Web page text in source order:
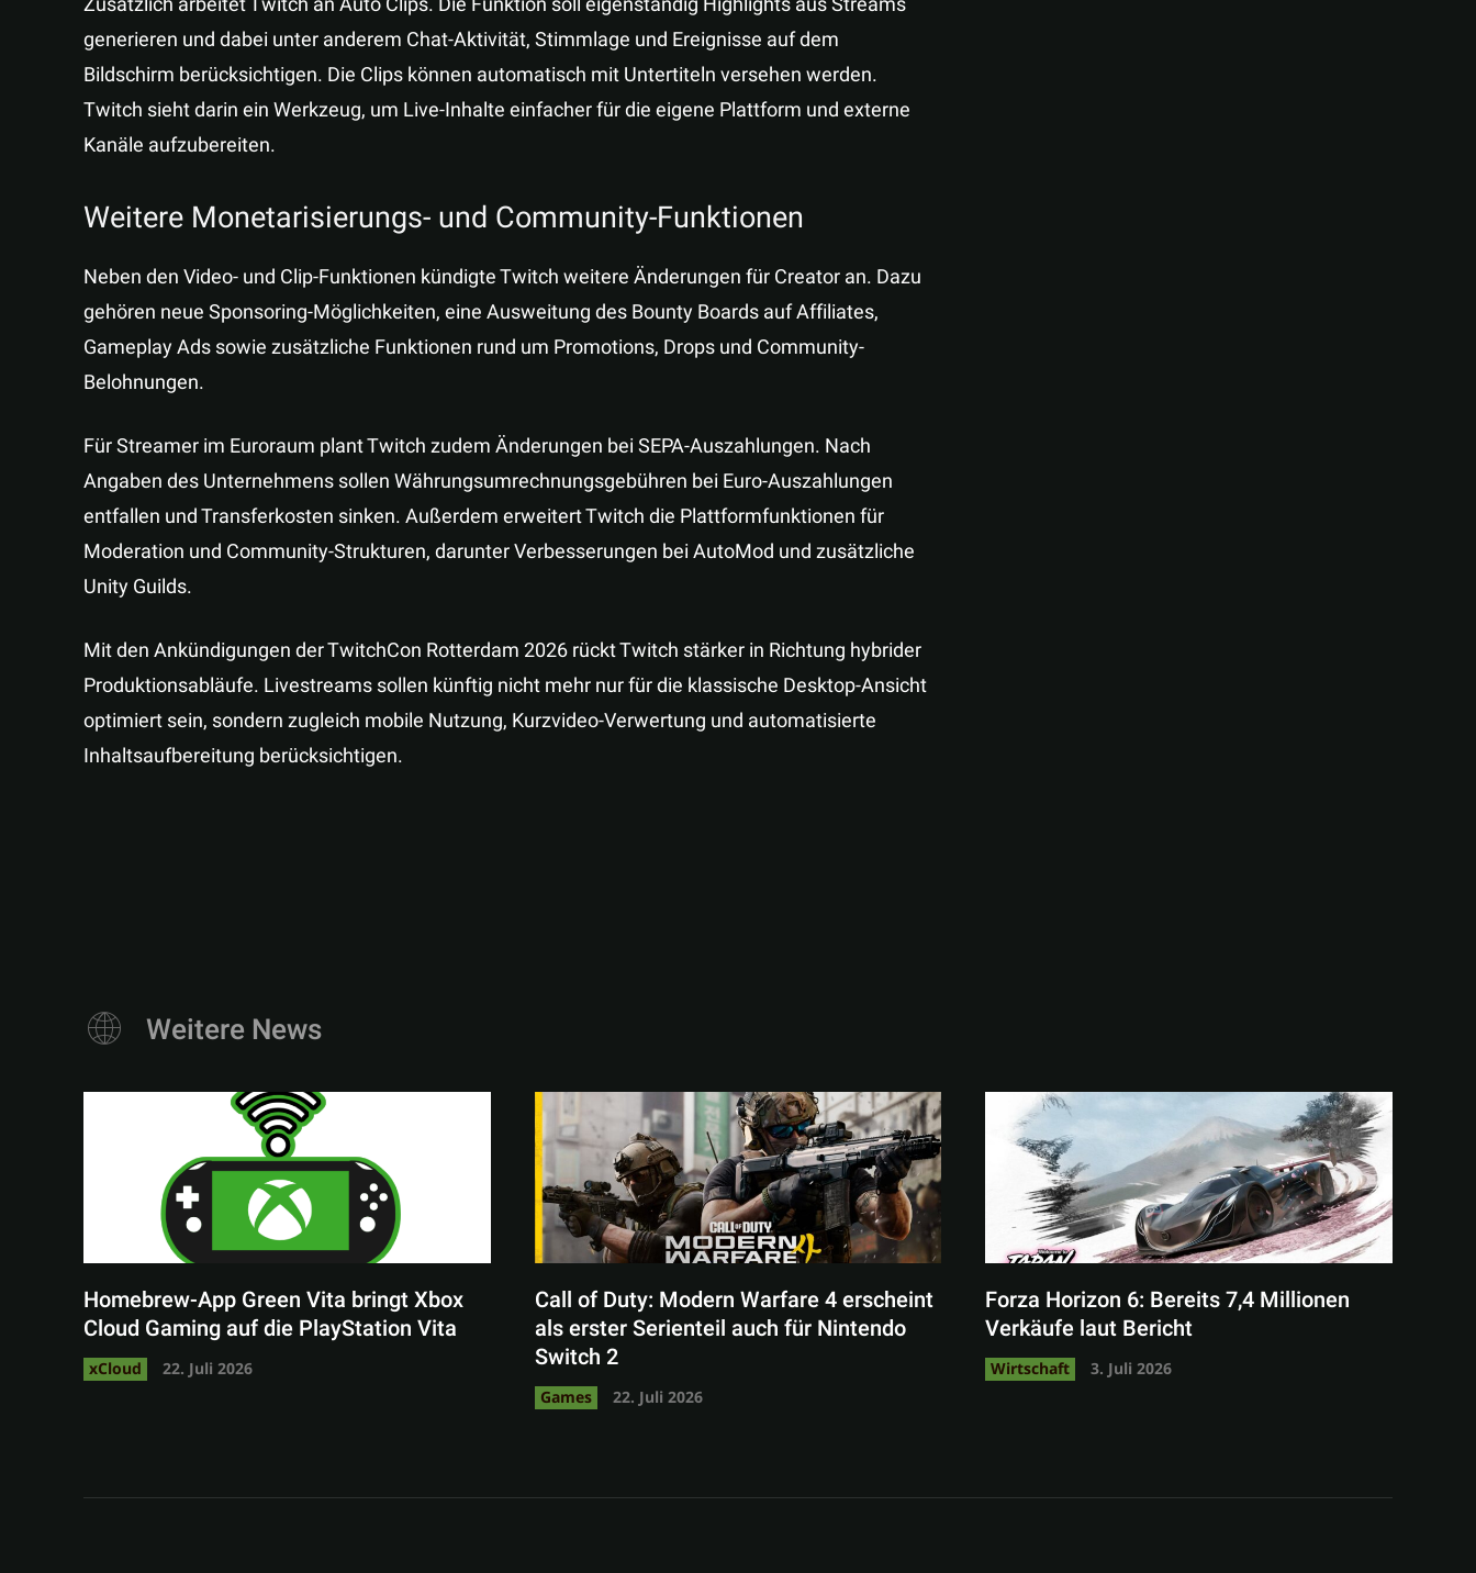
generieren und dabei unter anderem Chat-Aktivität, Stimmlage und Ereignisse auf dem
Bildschirm berücksichtigen. Die Clips können automatisch mit Untertiteln versehen werden.
Twitch sieht darin ein Werkzeug, um Live-Inhalte einfacher für die eigene Plattform und externe
Kanäle aufzubereiten.
Weitere Monetarisierungs- und Community-Funktionen
Neben den Video- und Clip-Funktionen kündigte Twitch weitere Änderungen für Creator an. Dazu
gehören neue Sponsoring-Möglichkeiten, eine Ausweitung des Bounty Boards auf Affiliates,
Gameplay Ads sowie zusätzliche Funktionen rund um Promotions, Drops und Community-
Belohnungen.
Für Streamer im Euroraum plant Twitch zudem Änderungen bei SEPA-Auszahlungen. Nach
Angaben des Unternehmens sollen Währungsumrechnungsgebühren bei Euro-Auszahlungen
entfallen und Transferkosten sinken. Außerdem erweitert Twitch die Plattformfunktionen für
Moderation und Community-Strukturen, darunter Verbesserungen bei AutoMod und zusätzliche
Unity Guilds.
Mit den Ankündigungen der TwitchCon Rotterdam 2026 rückt Twitch stärker in Richtung hybrider
Produktionsabläufe. Livestreams sollen künftig nicht mehr nur für die klassische Desktop-Ansicht
optimiert sein, sondern zugleich mobile Nutzung, Kurzvideo-Verwertung und automatisierte
Inhaltsaufbereitung berücksichtigen.
Weitere News
Homebrew-App Green Vita bringt Xbox
Cloud Gaming auf die PlayStation Vita
xCloud 22. Juli 2026
Call of Duty: Modern Warfare 4 erscheint
als erster Serienteil auch für Nintendo
Switch 2
Games 22. Juli 2026
Forza Horizon 6: Bereits 7,4 Millionen
Verkäufe laut Bericht
Wirtschaft 3. Juli 2026